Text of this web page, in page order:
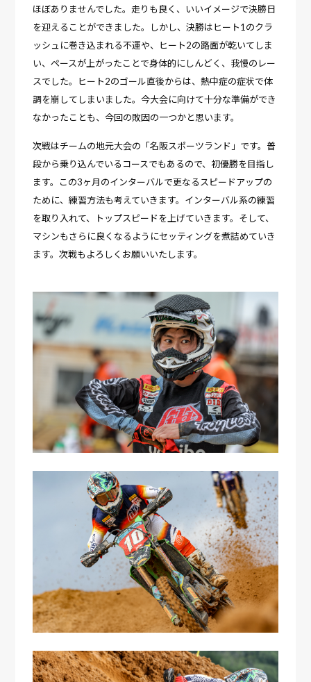
ほぼありませんでした。走りも良く、いいイメージで決勝日
を迎えることができました。しかし、決勝はヒート1のクラ
ッシュに巻き込まれる不運や、ヒート2の路面が乾いてしま
い、ペースが上がったことで身体的にしんどく、我慢のレー
スでした。ヒート2のゴール直後からは、熱中症の症状で体
調を崩してしまいました。今大会に向けて十分な準備ができ
なかったことも、今回の敗因の一つかと思います。
次戦はチームの地元大会の「名阪スポーツランド」です。普
段から乗り込んでいるコースでもあるので、初優勝を目指し
ます。この3ヶ月のインターバルで更なるスピードアップの
ために、練習方法も考えていきます。インターバル系の練習
を取り入れて、トップスピードを上げていきます。そして、
マシンもさらに良くなるようにセッティングを煮詰めていき
ます。次戦もよろしくお願いいたします。